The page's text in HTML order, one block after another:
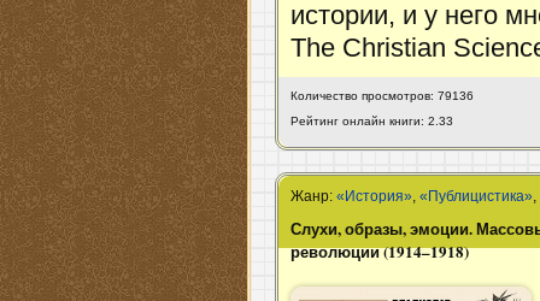
истории, и у него
The Christian
Количество просмотров: 79136
Рейтинг онлайн книги: 2.33
Жанр:«История»,«Публицистика»,
Слухи, образы, эмоции.
революции (1914–1918)